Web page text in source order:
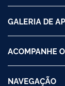
GALERIA DE
ACOMPANHE
NAVEGAÇÃO